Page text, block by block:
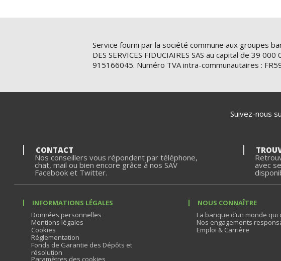
Service fourni par la société commune aux groupes
DES SERVICES FIDUCIAIRES SAS au capital de 39
915166045. Numéro TVA intra-communautaires :
Suivez-nous
CONTACT
Nos conseillers vous répondent par téléphone,
chat, mail ou bien encore grâce à nos SAV
Facebook et Twitter.
avec
INFORMATIONS LÉGALES
Données personnelles
Mentions légales
Cookies
Réglementation
Fonds de Garantie des Dépôts et
résolution
Paramètres des cookies
NOUS CONNAÎTRE
La banque d’un monde qui
Nos engagements
Emploi & Carrière